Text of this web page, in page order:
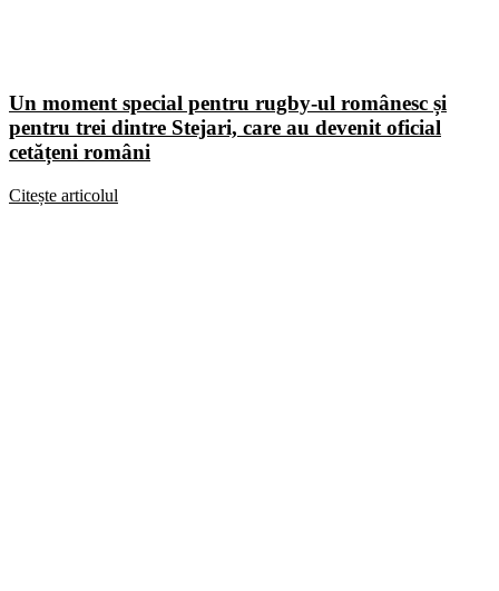
Un moment special pentru rugby-ul românesc și
pentru trei dintre Stejari, care au devenit oficial
cetățeni români
Citește articolul